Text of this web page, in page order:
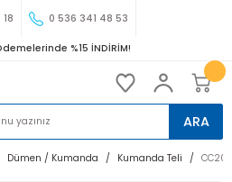
0 536 341 48 53
%15 İNDİRİM!
ARA
Dümen / Kumanda Kumanda Teli